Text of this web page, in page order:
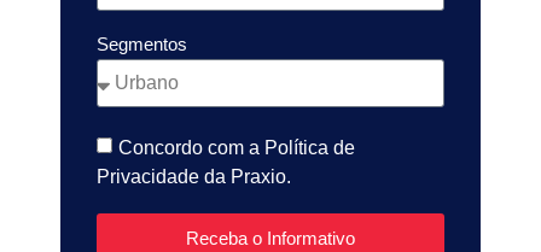
Segmentos
Concordo com a Política de
Privacidade da Praxio.
Receba o Informativo